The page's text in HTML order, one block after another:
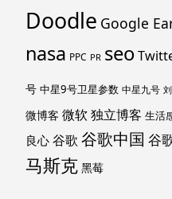
Doodle Google
nasa PPC PR seo
号 中星9号卫星参数 中星九号
微博客 微软独立博客 生活
良心 谷歌 谷歌中国 谷
马斯克 黑莓